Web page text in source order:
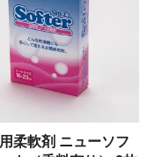
柔軟剤 ニューソフ